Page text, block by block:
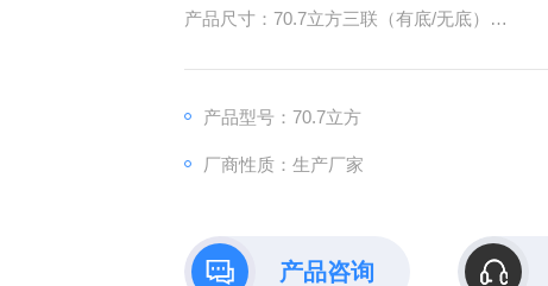
产品尺寸：70.7立方三联（有底/无底）
产品型号：70.7立方
厂商性质：生产厂家
产品咨询